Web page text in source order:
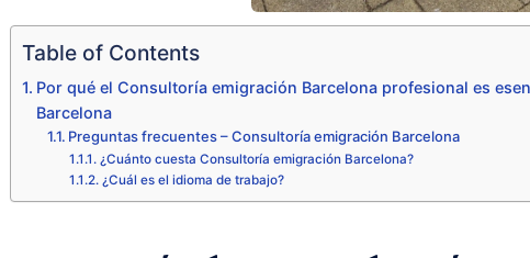
Table of Contents
Por qué el Consultoría emigración Barcelona profesional es
Barcelona
Preguntas frecuentes – Consultoría emigración Barcelona
¿Cuánto cuesta Consultoría emigración Barcelona?
¿Cuál es el idioma de trabajo?